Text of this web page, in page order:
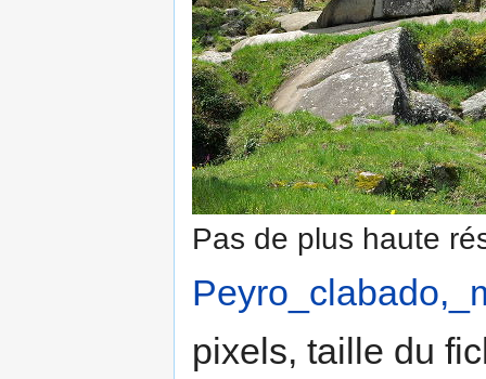
Pas de plus haute
pixels, taille du